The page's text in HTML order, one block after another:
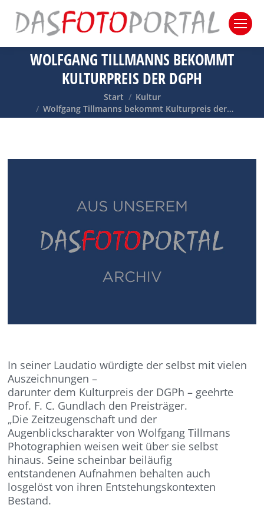
WOLFGANG TILLMANNS BEKOMMT
KULTURPREIS DER DGPH
Sie befinden sich hier:
Start
Kultur
Wolfgang Tillmanns bekommt Kulturpreis der…
In seiner Laudatio würdigte der selbst mit vielen
Auszeichnungen –
darunter dem Kulturpreis der DGPh – geehrte
Prof. F. C. Gundlach den Preisträger.
„Die Zeitzeugenschaft und der
Augenblickscharakter von Wolfgang Tillmans
Photographien weisen weit über sie selbst
hinaus. Seine scheinbar beiläufig
entstandenen Aufnahmen behalten auch
losgelöst von ihren Entstehungskontexten
Bestand.